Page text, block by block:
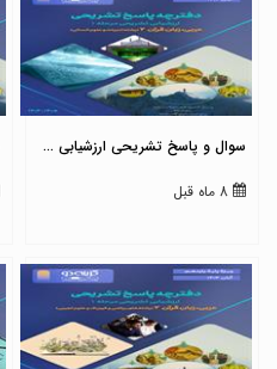
سوال و پاسخ تشریحی ارزشیابی ...
8 ماه قبل